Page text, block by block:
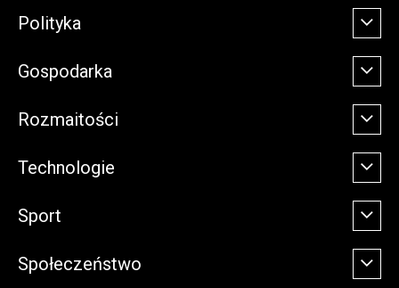
Polityka
Gospodarka
Rozmaitości
Technologie
Sport
Społeczeństwo